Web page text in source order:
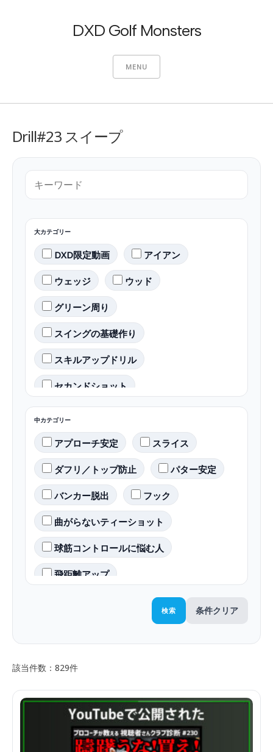
DXD Golf Monsters
MENU
Drill#23 スイープ
大カテゴリー
DXD限定動画 アイアン
ウェッジ ウッド
グリーン周り
スイングの基礎作り
スキルアップドリル
セカンドショット
パター バンカー
ライブ配信(質問回答会)
ラウンド戦略 ラフ対応
傾斜地対応 初心者向け
練習ドリル
中カテゴリー
アプローチ安定 スライス
ダフリ／トップ防止 パター安定
バンカー脱出 フック
曲がらないティーショット
球筋コントロールに悩む人
飛距離アップ
検索 条件クリア
該当件数：829件